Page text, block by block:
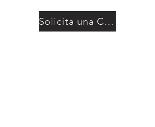
Solicita una Cotización